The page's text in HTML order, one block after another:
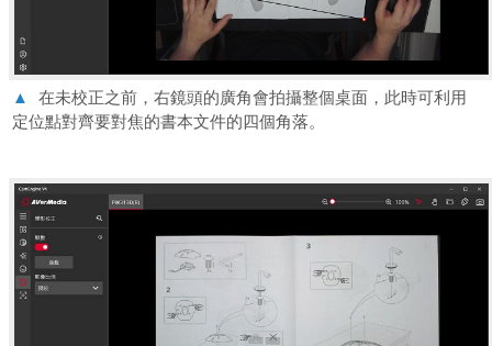
▲
在未校正之前，右鏡頭的廣角會拍攝整個桌面，此時可利用
定位點對齊要對焦的書本文件的四個角落。